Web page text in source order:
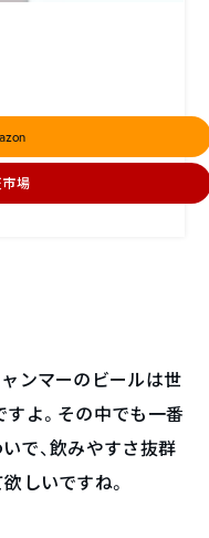
場
ンマーのビールは世
よ。その中でも一番
で、飲みやすさ抜群
しいですね。